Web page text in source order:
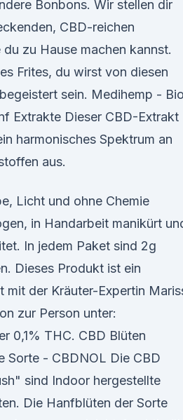
Bonbons. Wir stellen dir
CBD-reichen
zu Hause machen kannst.
Frites, du wirst von diesen
sein. Medihemp - Bio
Extrakte Dieser CBD-Extrakt
harmonisches Spektrum an
aus.
Licht und ohne Chemie
in Handarbeit manikürt
In jedem Paket sind 2g
Dieses Produkt ist ein
mit der Kräuter-Expertin
zur Person unter:
0,1% THC. CBD Blüten
Sorte - CBDNOL Die CBD
sind Indoor hergestellte
Die Hanfblüten der Sorte